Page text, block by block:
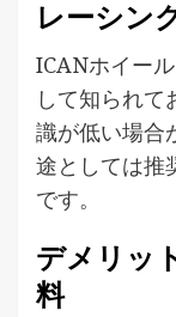
レーシン
ICANホイー
して知られ
識が低い場合
途としては推
です。
デメリッ
料